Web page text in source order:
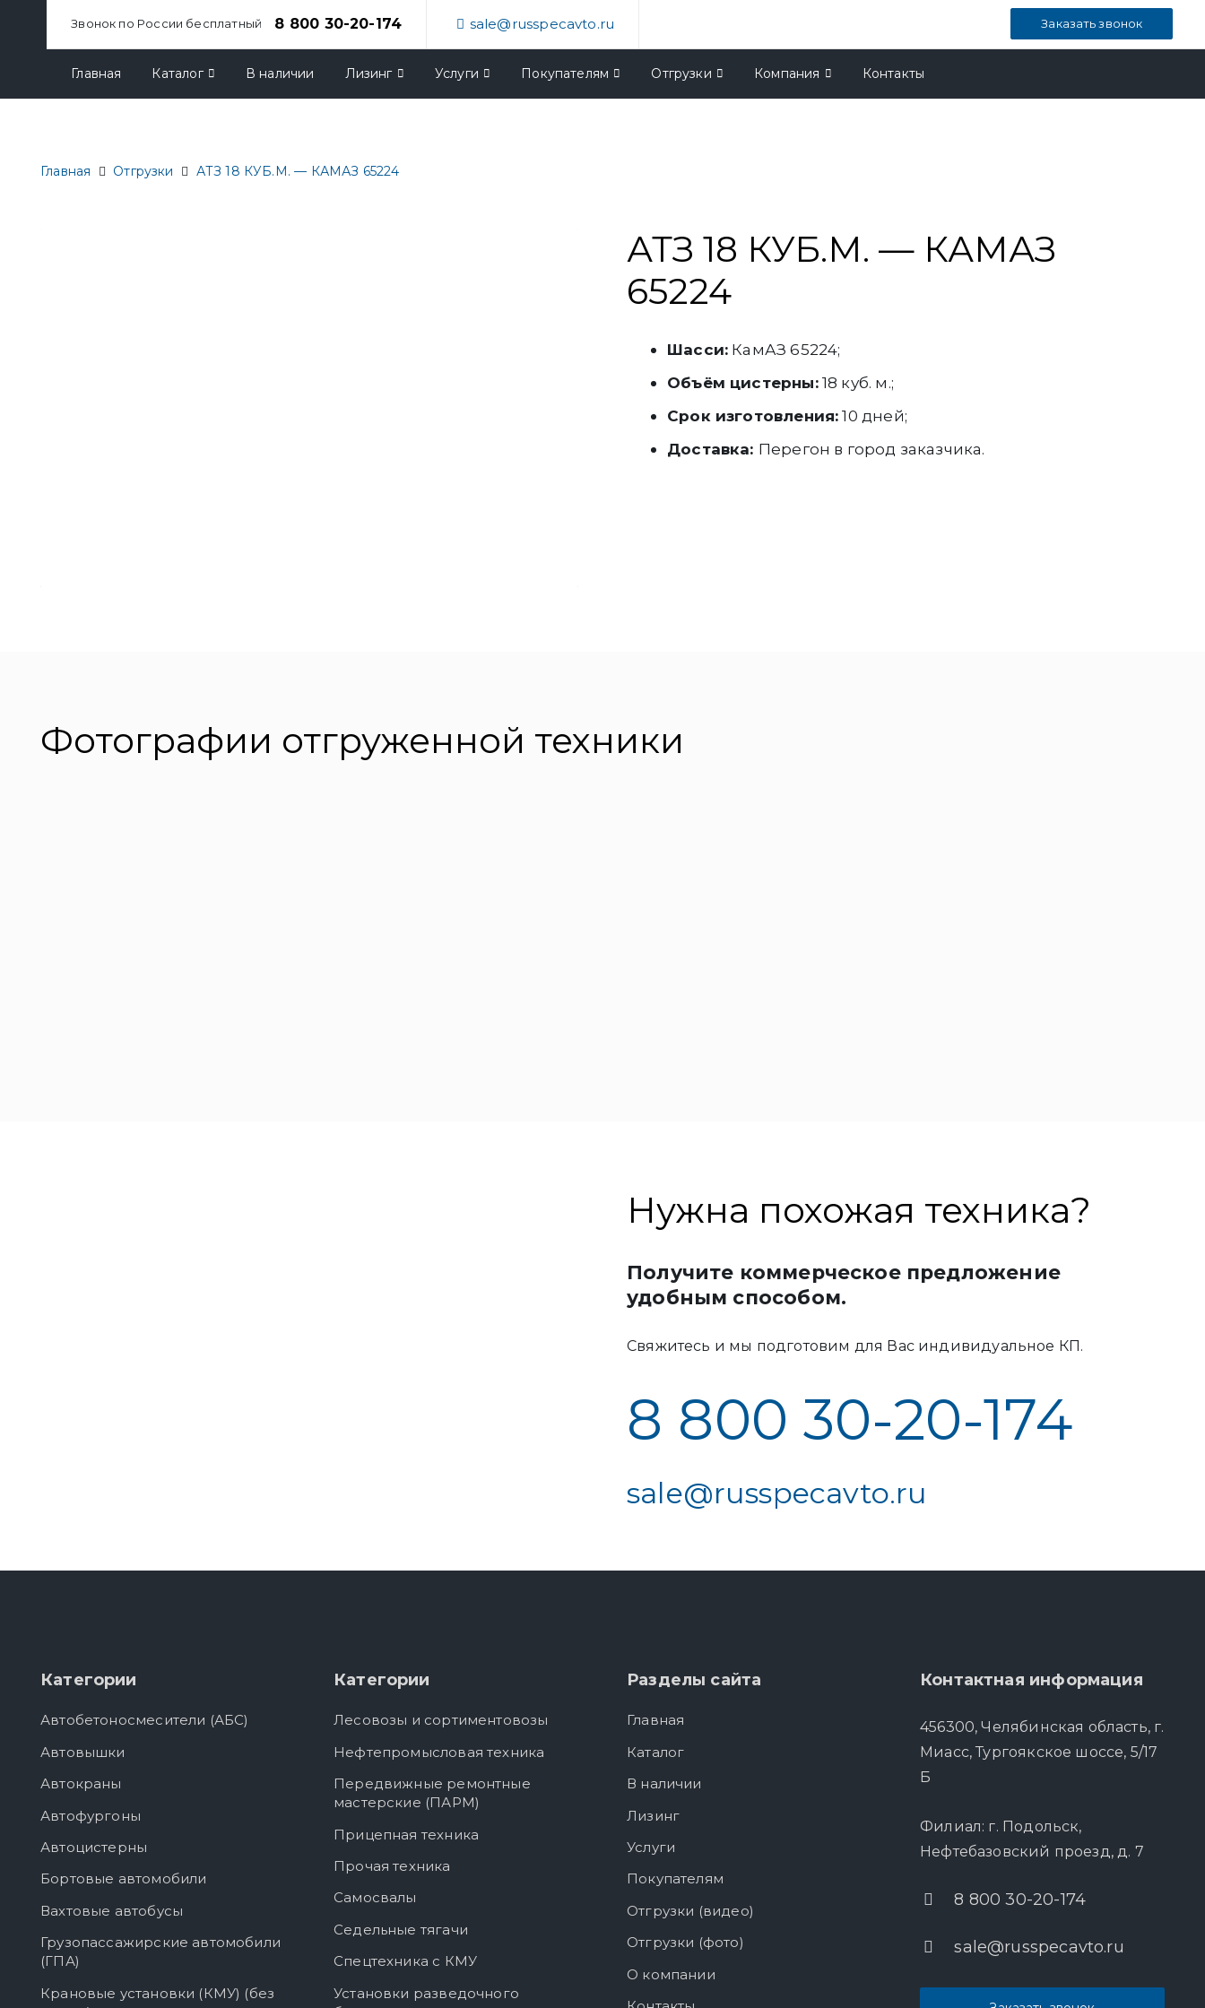
Звонок по России бесплатный 8 800 30-20-174 sale@russpecavto.ru Заказать звонок
Главная Каталог В наличии Лизинг Услуги Покупателям Отгрузки Компания Контакты
Главная Отгрузки АТЗ 18 КУБ.М. — КАМАЗ 65224
АТЗ 18 КУБ.М. — КАМАЗ
65224
Шасси: КамАЗ 65224;
Объём цистерны:18 куб. м.;
Срок изготовления: 10 дней;
Доставка: Перегон в город заказчика.
Фотографии отгруженной техники
Нужна похожая техника?
Получите коммерческое предложение
удобным способом.
Свяжитесь и мы подготовим для Вас индивидуальное КП.
8 800 30-20-174
sale@russpecavto.ru
Категории
Автобетоносмесители (АБС)
Автовышки
Автокраны
Автофургоны
Автоцистерны
Бортовые автомобили
Вахтовые автобусы
Грузопассажирские автомобили
(ГПА)
Крановые установки (КМУ) (без
Категории
Лесовозы и сортиментовозы
Нефтепромысловая техника
Передвижные ремонтные
мастерские (ПАРМ)
Прицепная техника
Прочая техника
Самосвалы
Седельные тягачи
Спецтехника с КМУ
Установки разведочного
Разделы сайта
Главная
Каталог
В наличии
Лизинг
Услуги
Покупателям
Отгрузки (видео)
Отгрузки (фото)
О компании
Контактная информация
456300, Челябинская область, г.
Миасс, Тургоякское шоссе, 5/17
Б
Филиал: г. Подольск,
Нефтебазовский проезд, д. 7
8 800 30-20-174
sale@russpecavto.ru